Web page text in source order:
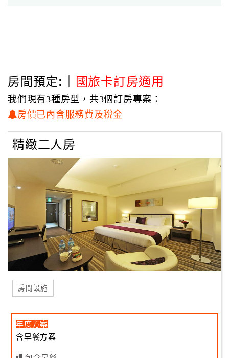
人衛生用品（梳子、牙刷、牙膏、刮鬍刀、刮鬍泡及浴
帽），以及一次用拖鞋等11類品項。）
房間預定:｜ 國旅卡訂房適用
我們現有3種房型，共3個訂房專案：
房價已內含服務費及稅金
精緻二人房
房間設施
年度方案
含早餐方案